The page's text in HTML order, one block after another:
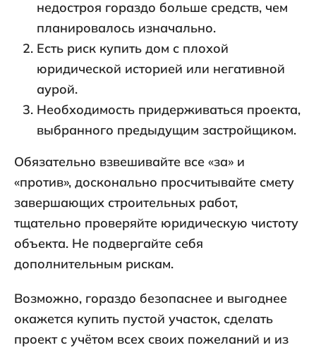
недостроя гораздо больше средств, чем
планировалось изначально.
Есть риск купить дом с плохой
юридической историей или негативной
аурой.
Необходимость придерживаться проекта,
выбранного предыдущим застройщиком.
Обязательно взвешивайте все «за» и
«против», досконально просчитывайте смету
завершающих строительных работ,
тщательно проверяйте юридическую чистоту
объекта. Не подвергайте себя
дополнительным рискам.
Возможно, гораздо безопаснее и выгоднее
окажется купить пустой участок, сделать
проект с учётом всех своих пожеланий и из